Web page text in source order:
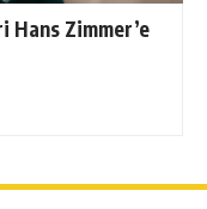
Hans Zimmer’e